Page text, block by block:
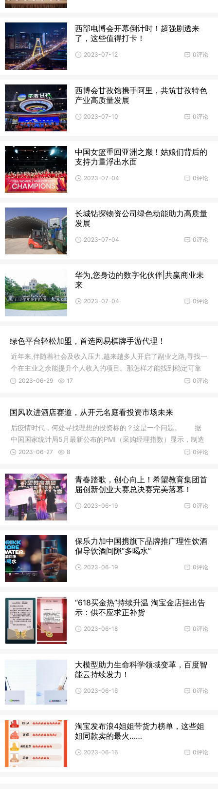
西部电博会开幕倒计时！超强剧透来
了，这些值得打卡！
0评论
2023-07-12
西博会甘孜馆携手阿里，共筑甘孜特色
产业高质量发展
0评论
2023-07-10
中国女篮重回亚洲之巅！姑娘们背后的
支持力量浮出水面
0评论
2023-07-04
长城钻探物资公司绿色动能助力高质量
发展
0评论
2023-07-04
华为,您身边的数字化伙伴|共赢商业未
来
0评论
2023-07-04
绿色平台轻松加盟，首选网易棋牌手游代理！
近年来,伴随着社会及收入压力,越来越多人开启了副业之路,寻找一
个在主业之余能提升个人收入的项目。那怎样才能找到稳定可靠
的项
0评论
2023-06-29 17
国风吹进酒店赛道，从开元名庭看投资市场未来
后疫情时代，何处寻找理想的投资标的？这是一个问题。 据
中国国家统计局5月最新公布的PMI（采购经理指数）显示，制造
业和非
0评论
2023-06-27 8
青春踏歌，创心向上！希望教育集团首
届创新创业大赛总决赛完美落幕！
0评论
2023-06-19
保乐力加中国携旗下品牌推广理性饮酒
倡导饮酒间隙“多喝水”
0评论
2023-06-19
“618买金热”持续升温 淘宝金店挂出告
示：供不应求正补货
0评论
2023-06-18
大模型助力生命科学领域变革，百度智
能云持续发力！
0评论
2023-06-16
淘宝发布浪4姐姐带货力榜单，这些姐
姐同款卖的最火……
0评论
2023-06-16